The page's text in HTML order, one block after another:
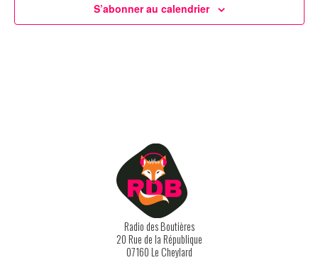
S’abonner au calendrier
Radio des Boutières
20 Rue de la République
07160 Le Cheylard